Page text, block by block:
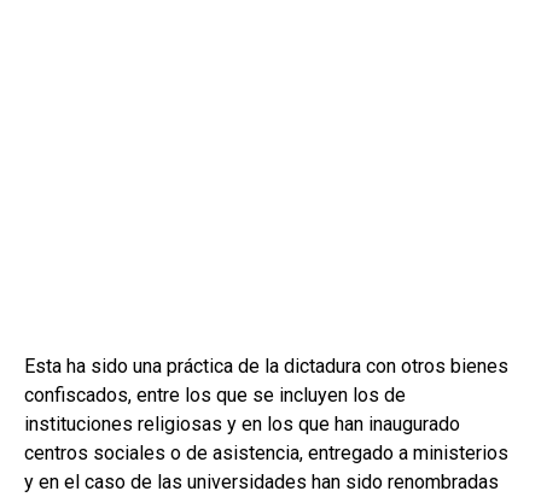
Esta ha sido una práctica de la dictadura con otros bienes
confiscados, entre los que se incluyen los de
instituciones religiosas y en los que han inaugurado
centros sociales o de asistencia, entregado a ministerios
y en el caso de las universidades han sido renombradas